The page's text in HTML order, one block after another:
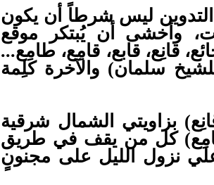
التدوين ليس شرطاً أن يكون
وأخشى أن يُبتكر موقع
قانِع، قابع، قامِع، طامِع...
سلمان) والآخرة كلِمة
بزاويتي الشمال شرقية
(قامِع) كل من يقف في طريق
نزول الليل على مجنونٍ